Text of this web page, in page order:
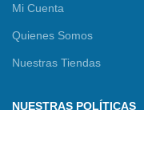
Mi Cuenta
Quienes Somos
Nuestras Tiendas
NUESTRAS POLÍTICAS